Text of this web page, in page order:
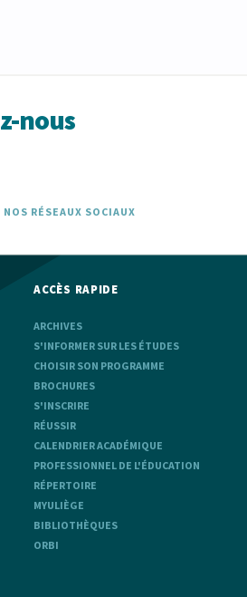
nous
RÉSEAUX SOCIAUX
ACCÈS RAPIDE
ARCHIVES
S'INFORMER SUR LES ÉTUDES
CHOISIR SON PROGRAMME
BROCHURES
S'INSCRIRE
RÉUSSIR
CALENDRIER ACADÉMIQUE
PROFESSIONNEL DE L'ÉDUCATION
RÉPERTOIRE
MYULIÈGE
BIBLIOTHÈQUES
ORBI